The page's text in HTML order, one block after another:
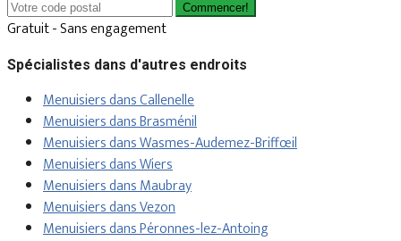
Commencer!
Gratuit - Sans engagement
Spécialistes dans d'autres endroits
Menuisiers dans Callenelle
Menuisiers dans Brasménil
Menuisiers dans Wasmes-Audemez-Briffœil
Menuisiers dans Wiers
Menuisiers dans Maubray
Menuisiers dans Vezon
Menuisiers dans Péronnes-lez-Antoing